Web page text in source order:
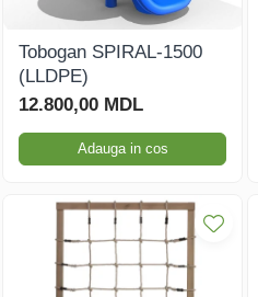
Tobogan SPIRAL-1500
(LLDPE)
12.800,00 MDL
Adauga in cos